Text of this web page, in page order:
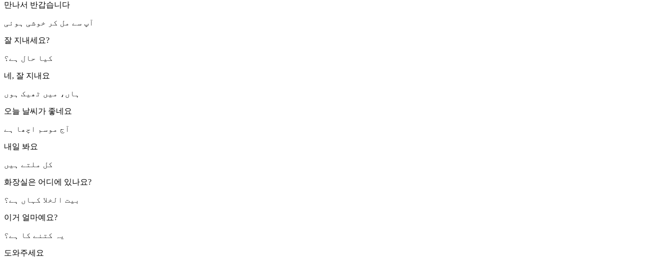
만나서 반갑습니다
آپ سے مل کر خوشی ہوئی
잘 지내세요?
کیا حال ہے؟
네, 잘 지내요
ہاں، میں ٹھیک ہوں
오늘 날씨가 좋네요
آج موسم اچھا ہے
내일 봐요
کل ملتے ہیں
화장실은 어디에 있나요?
بیت الخلا کہاں ہے؟
이거 얼마예요?
یہ کتنے کا ہے؟
도와주세요